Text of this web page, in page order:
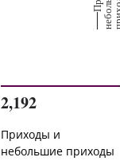
2,192
Приходы и
небольшие приходы